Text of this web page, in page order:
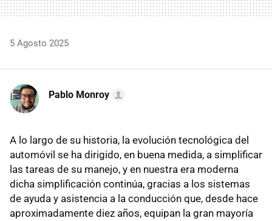
5 Agosto 2025
Pablo Monroy
A lo largo de su historia, la evolución tecnológica del
automóvil se ha dirigido, en buena medida, a simplificar
las tareas de su manejo, y en nuestra era moderna
dicha simplificación continúa, gracias a los sistemas
de ayuda y asistencia a la conducción que, desde hace
aproximadamente diez años, equipan la gran mayoría